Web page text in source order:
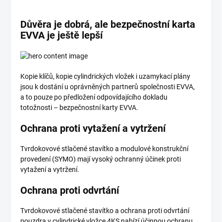
Důvěra je dobrá, ale bezpečnostní karta
EVVA je ještě lepší
Kopie klíčů, kopie cylindrických vložek i uzamykací plány
jsou k dostání u oprávněných partnerů společnosti EVVA,
a to pouze po předložení odpovídajícího dokladu
totožnosti – bezpečnostní karty EVVA.
Ochrana proti vytažení a vytržení
Tvrdokovové stlačené stavítko a modulové konstrukční
provedení (SYMO) mají vysoký ochranný účinek proti
vytažení a vytržení.
Ochrana proti odvrtání
Tvrdokovové stlačené stavítko a ochrana proti odvrtání